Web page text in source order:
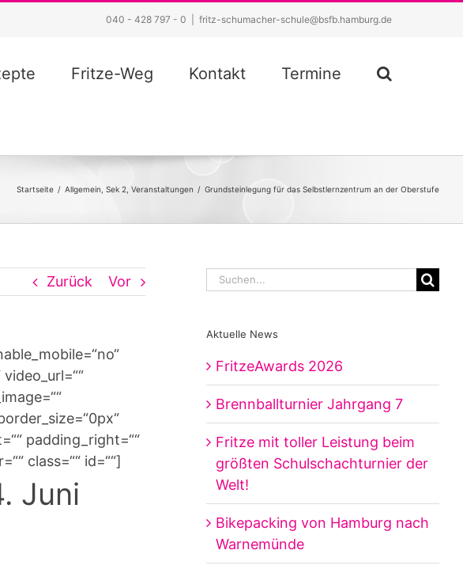
040 - 428 797 - 0 fritz-schumacher-schule@bsfb.hamburg.de
Fritze-Weg Kontakt Termine
Startseite / Allgemein Sek 2 Veranstaltungen / Grundsteinlegung für das Selbstlernzentrum an der Oberstufe
Zurück Vor
padding_right=““
class=““ id=““]
Juni
Suche
Aktuelle News
FritzeAwards 2026
Brennballturnier Jahrgang 7
Fritze mit toller Leistung beim
größten Schulschachturnier der
Welt!
Bikepacking von Hamburg nach
Warnemünde